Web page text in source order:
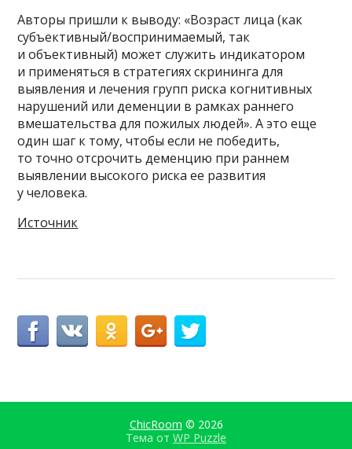
Авторы пришли к выводу: «Возраст лица (как
субъективный/воспринимаемый, так
и объективный) может служить индикатором
и применяться в стратегиях скрининга для
выявления и лечения групп риска когнитивных
нарушений или деменции в рамках раннего
вмешательства для пожилых людей». А это еще
один шаг к тому, чтобы если не победить,
то точно отсрочить деменцию при раннем
выявлении высокого риска ее развития
у человека.
Источник
ChicRoom © 2026
Тема от WP Puzzle